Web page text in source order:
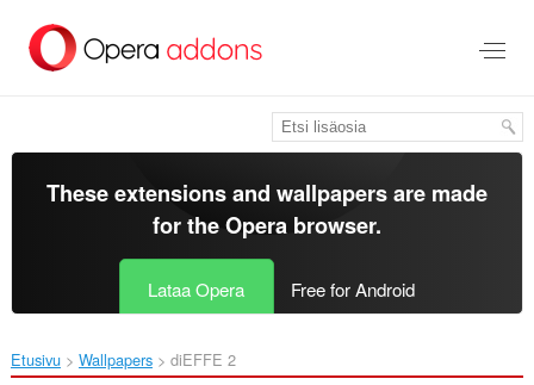
pääsisältöön
These extensions and wallpapers are made
for theOpera browser.
Lataa Opera Free for Android
Etusivu Wallpapers diEFFE 2‎